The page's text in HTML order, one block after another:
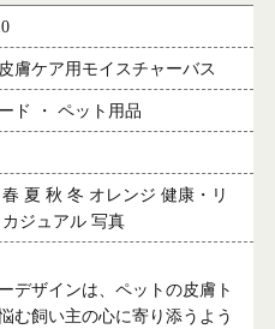
膚ケア用モイスチャーバス
ド ・ ペット用品
夏 秋 冬 オレンジ 健康・リ
ジュアル 写真
デザインは、ペットの皮膚ト
む飼い主の心に寄り添うよう